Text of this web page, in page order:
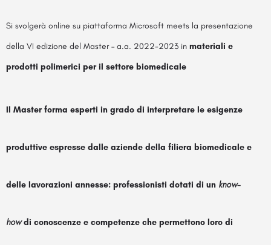
Si svolgerà online su piattaforma Microsoft meets la presentazione
della VI edizione del Master – a.a. 2022-2023 in materiali e
prodotti polimerici per il settore biomedicale
Il Master forma esperti in grado di interpretare le esigenze
produttive espresse dalle aziende della filiera biomedicale e
delle lavorazioni annesse: professionisti dotati di un know-
howdi conoscenze e competenze che permettono loro di